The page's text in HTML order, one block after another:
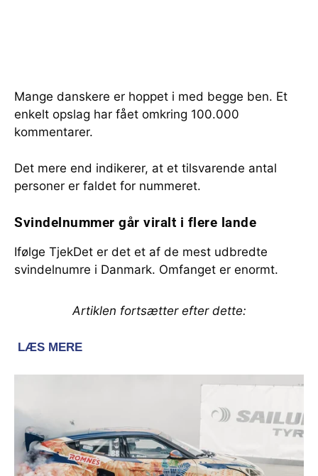
Mange danskere er hoppet i med begge ben. Et
enkelt opslag har fået omkring 100.000
kommentarer.
Det mere end indikerer, at et tilsvarende antal
personer er faldet for nummeret.
Svindelnummer går viralt i flere lande
Ifølge TjekDet er det et af de mest udbredte
svindelnumre i Danmark. Omfanget er enormt.
Artiklen fortsætter efter dette: